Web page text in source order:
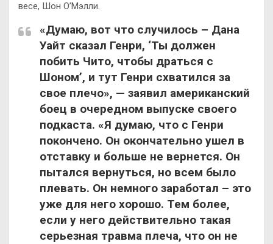
весе, Шон О’Мэлли.
«Думаю, вот что случилось – Дана
Уайт сказал Генри, ‘Ты должен
побить Чито, чтобы драться с
Шоном’, и тут Генри схватился за
свое плечо», — заявил американский
боец в очередном выпуске своего
подкаста. «Я думаю, что с Генри
покончено. Он окончательно ушел в
отставку и больше не вернется. Он
пытался вернуться, но всем было
плевать. Он немного заработал – это
уже для него хорошо. Тем более,
если у него действительно такая
серьезная травма плеча, что он не